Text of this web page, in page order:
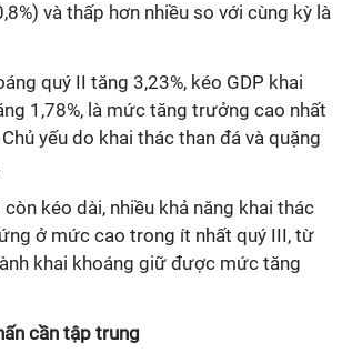
và thấp hơn nhiều so với cùng kỳ là
quý II tăng 3,23%, kéo GDP khai
1,78%, là mức tăng trưởng cao nhất
yếu do khai thác than đá và quặng
kéo dài, nhiều khả năng khai thác
ở mức cao trong ít nhất quý III, từ
khai khoáng giữ được mức tăng
cần tập trung